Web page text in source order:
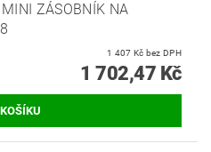
ZÁSOBNÍK NA
1 407 Kč bez DPH
1 702,47 Kč